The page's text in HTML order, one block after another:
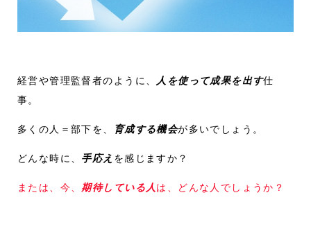
経営や管理監督者のように、 人を使って成果を出す仕
事。
多くの人＝部下を、 育成する機会が多いでしょう。
どんな時に、 手応え を感じますか？
または、今、期待している人は、どんな人でしょうか？